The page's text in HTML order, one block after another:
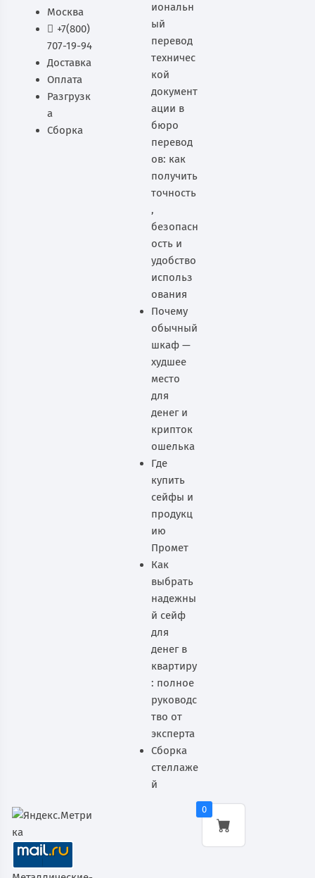
Москва
+7(800)
707-19-94
Доставка
Оплата
Разгрузк
а
Сборка
иональн
ый
перевод
техничес
кой
документ
ации в
бюро
перевод
ов: как
получить
точность
,
безопасн
ость и
удобство
использ
ования
Почему
обычный
шкаф —
худшее
место
для
денег и
крипток
ошелька
Где
купить
сейфы и
продукц
ию
Промет
Как
выбрать
надежны
й сейф
для
денег в
квартиру
: полное
руководс
тво от
эксперта
Сборка
стеллаже
й
0